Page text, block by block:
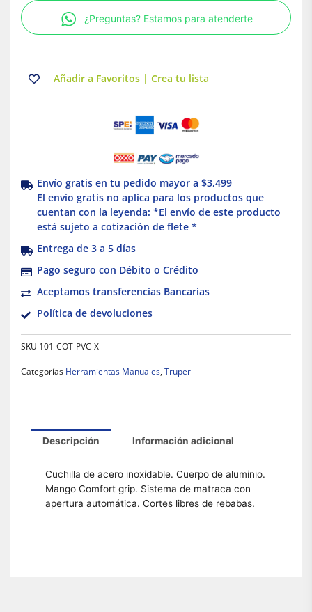
PVC
Truper
cantidad
¿Preguntas? Estamos para atenderte
Añadir a Favoritos | Crea tu lista
Envío gratis en tu pedido mayor a $3,499
El envío gratis no aplica para los productos que
cuentan con la leyenda: *El envío de este producto
está sujeto a cotización de flete *
Entrega de 3 a 5 días
Pago seguro con Débito o Crédito
Aceptamos transferencias Bancarias
Política de devoluciones
SKU 101-COT-PVC-X
Categorías Herramientas Manuales, Truper
Descripción Información adicional
Cuchilla de acero inoxidable. Cuerpo de aluminio.
Mango Comfort grip. Sistema de matraca con
apertura automática. Cortes libres de rebabas.